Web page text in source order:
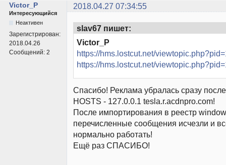
Victor_P 2018.04.27 07:34:55
Интересующийся
Неактивен
Зарегистрирован:
2018.04.26
Сообщений: 2
slav67 пишет:
Victor_P
https://hms.lostcut.net/
https://hms.lostcut.net/
Спасибо! Реклама убралась сразу
HOSTS - 127.0.0.1 tesla.r.acdnpro.com!
После импортирования в реестр
перечисленные сообщения исчезли и
нормально работать!
Ещё раз СПАСИБО!